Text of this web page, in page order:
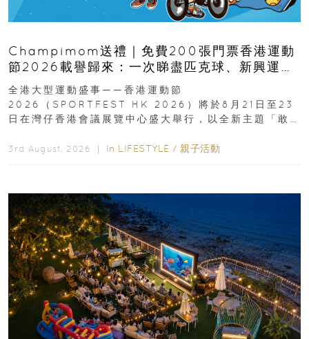
Champimom送禮｜免費200張門票香港運動
節2026載譽歸來：一次睇盡匹克球、新興運
動、街舞比賽＋逾百運動品牌展覽
全港大型運動盛事——香港運動節
2026（SPORTFEST HK 2026）將於8月21日至23
日在灣仔香港會議展覽中心盛大舉行，以全新主題「敢
3rd August, 2026 ｜ In LIFESTYLE / 親子活動